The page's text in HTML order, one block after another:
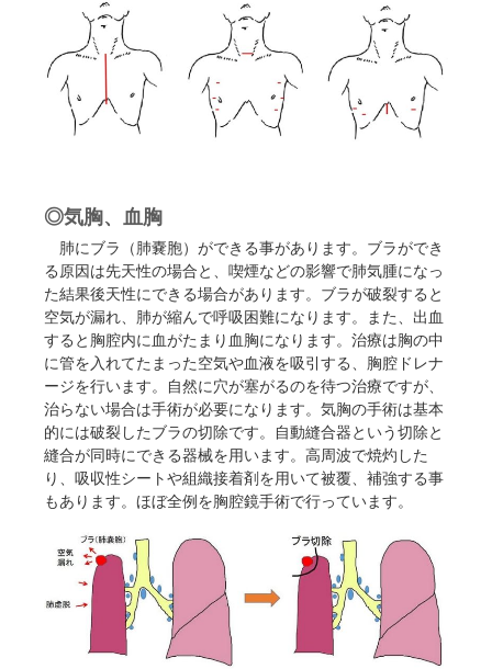
◎気胸、血胸
肺にブラ（肺嚢胞）ができる事があります。ブラができ
る原因は先天性の場合と、喫煙などの影響で肺気腫になっ
た結果後天性にできる場合があります。ブラが破裂すると
空気が漏れ、肺が縮んで呼吸困難になります。また、出血
すると胸腔内に血がたまり血胸になります。治療は胸の中
に管を入れてたまった空気や血液を吸引する、胸腔ドレナ
ージを行います。自然に穴が塞がるのを待つ治療ですが、
治らない場合は手術が必要になります。気胸の手術は基本
的には破裂したブラの切除です。自動縫合器という切除と
縫合が同時にできる器械を用います。高周波で焼灼した
り、吸収性シートや組織接着剤を用いて被覆、補強する事
もあります。ほぼ全例を胸腔鏡手術で行っています。